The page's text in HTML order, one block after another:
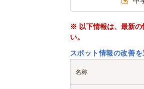
※ 以下情報は、最新の
い。
スポット情報の改善を
名称